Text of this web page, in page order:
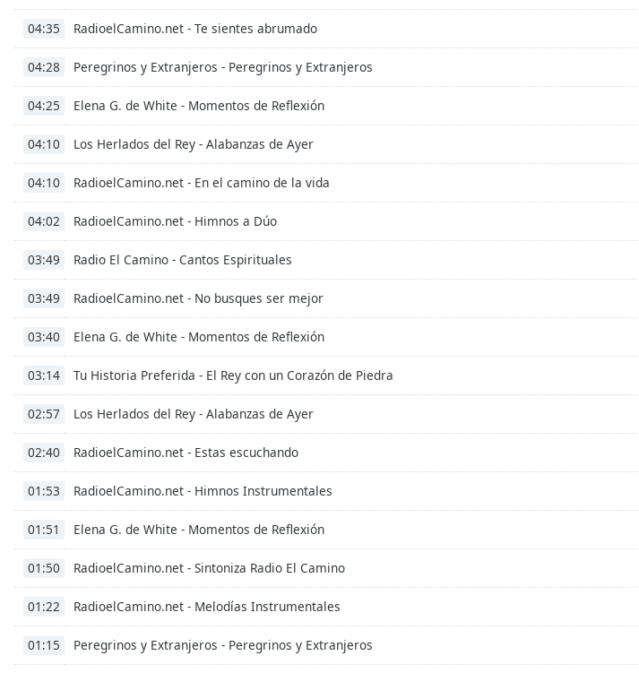
04:35 RadioelCamino.net - Te sientes abrumado
04:28 Peregrinos y Extranjeros - Peregrinos y Extranjeros
04:25 Elena G. de White - Momentos de Reflexión
04:10 Los Herlados del Rey - Alabanzas de Ayer
04:10 RadioelCamino.net - En el camino de la vida
04:02 RadioelCamino.net - Himnos a Dúo
03:49 Radio El Camino - Cantos Espirituales
03:49 RadioelCamino.net - No busques ser mejor
03:40 Elena G. de White - Momentos de Reflexión
03:14 Tu Historia Preferida - El Rey con un Corazón de Piedra
02:57 Los Herlados del Rey - Alabanzas de Ayer
02:40 RadioelCamino.net - Estas escuchando
01:53 RadioelCamino.net - Himnos Instrumentales
01:51 Elena G. de White - Momentos de Reflexión
01:50 RadioelCamino.net - Sintoniza Radio El Camino
01:22 RadioelCamino.net - Melodías Instrumentales
01:15 Peregrinos y Extranjeros - Peregrinos y Extranjeros